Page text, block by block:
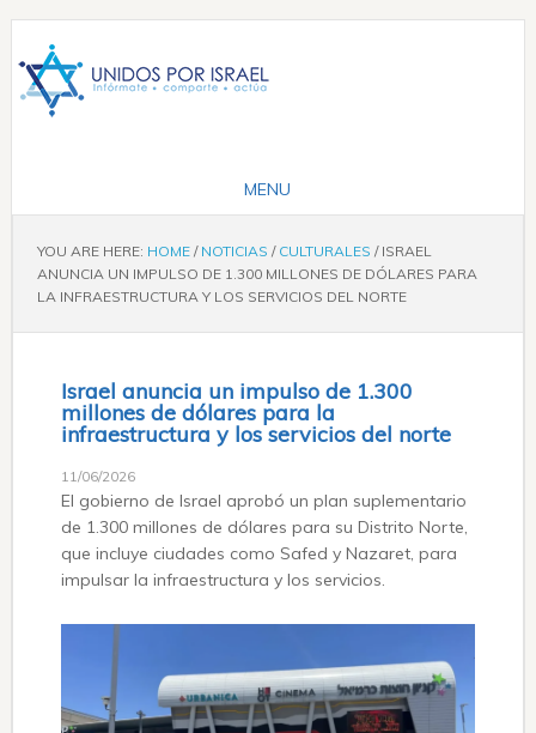
YOU ARE HERE: HOME / NOTICIAS / CULTURALES /ISRAEL
ANUNCIA UN IMPULSO DE 1.300 MILLONES DE DÓLARES PARA
LA INFRAESTRUCTURA Y LOS SERVICIOS DEL NORTE
Israel anuncia un impulso de 1.300
millones de dólares para la
infraestructura y los servicios del norte
11/06/2026
El gobierno de Israel aprobó un plan suplementario
de 1.300 millones de dólares para su Distrito Norte,
que incluye ciudades como Safed y Nazaret, para
impulsar la infraestructura y los servicios.